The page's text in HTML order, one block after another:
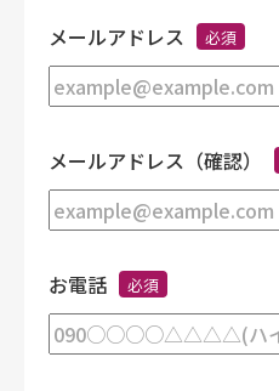
メールアドレス 必須
メールアドレス（確認）
お電話 必須